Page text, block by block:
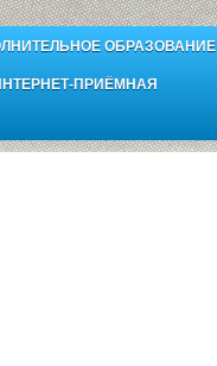
ОБРАЗОВАНИЕ
ПРИЁМНАЯ